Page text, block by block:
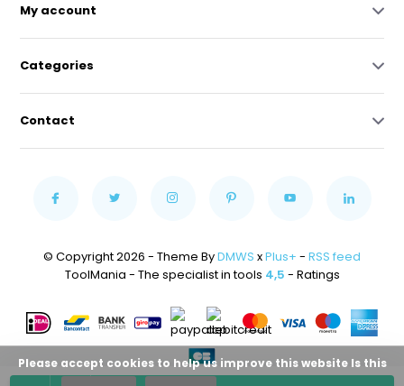
My account
Categories
Contact
© Copyright 2026 - Theme ByDMWS xPlus+ - RSS feed
ToolMania - The specialist in tools 4,5 - Ratings
Please accept cookies to help us improve this website Is this